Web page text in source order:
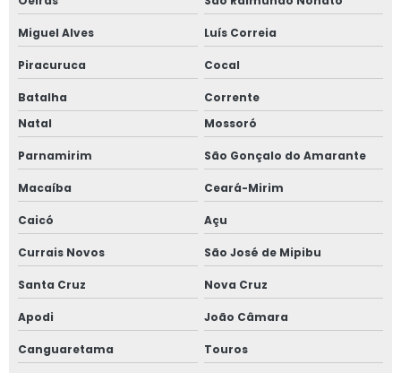
Miguel Alves Luís Correia
Piracuruca Cocal
Batalha
Corrente
Natal
Mossoró
Parnamirim São Gonçalo do Amarante
Macaíba Ceará-Mirim
Caicó Açu
Currais Novos São José de Mipibu
Santa Cruz Nova Cruz
Apodi João Câmara
Canguaretama Touros